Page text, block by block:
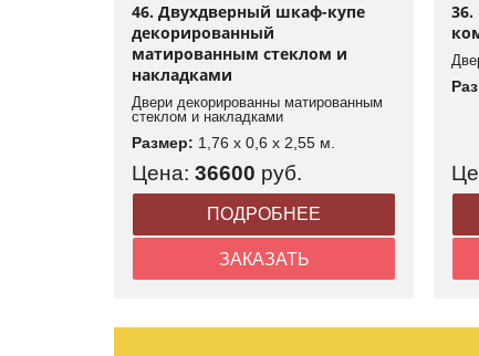
46. Двухдверный шкаф-купе
декорированный
матированным стеклом и
накладками
Двери декорированны матированным
стеклом и накладками
Размер: 1,76 x 0,6 x 2,55 м.
Цена: 36600 руб.
ПОДРОБНЕЕ
ЗАКАЗАТЬ